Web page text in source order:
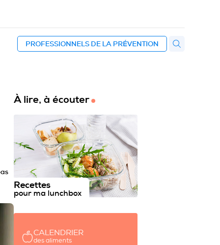
PROFESSIONNELS DE LA PRÉVENTION
À lire, à écouter
Recettes
pour ma lunchbox
CALENDRIER
des aliments